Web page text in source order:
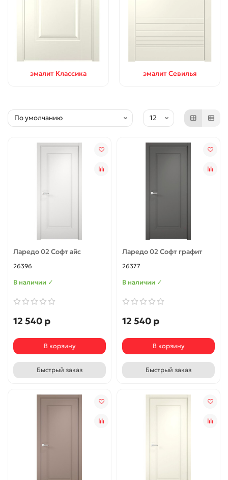
эмалит Классика эмалит Севилья
Ларедо 02 Софт айс
26396
В наличии ✓
12 540 р
В корзину
Быстрый заказ
Ларедо 02 Софт графит
26377
В наличии ✓
12 540 р
В корзину
Быстрый заказ